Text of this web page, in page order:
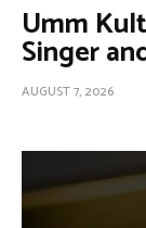
Umm
Singer
AUGUST 7, 2026